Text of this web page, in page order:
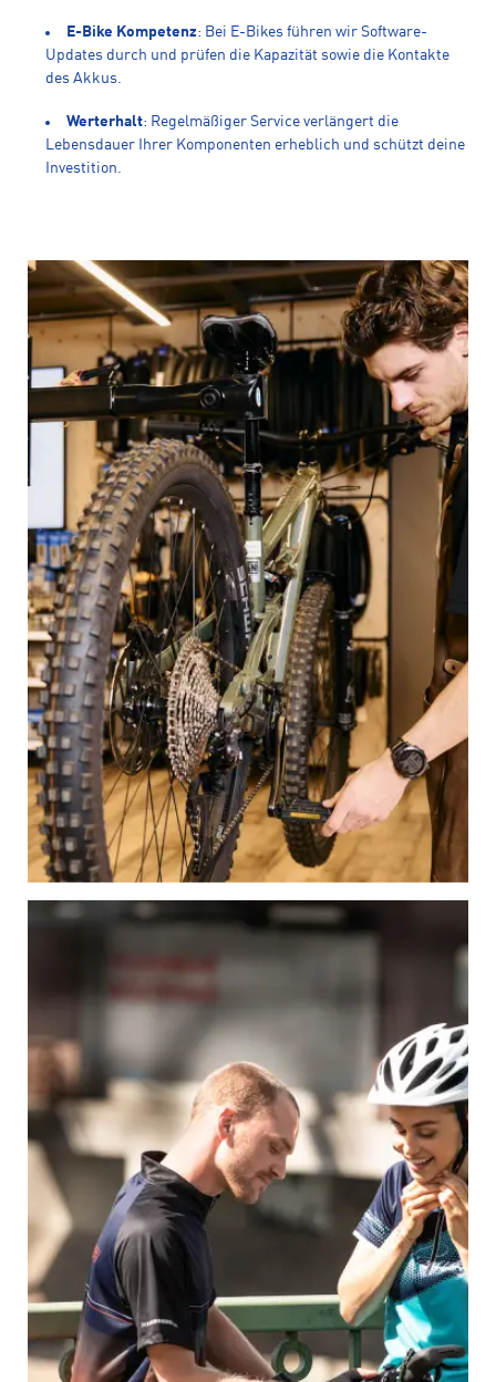
E-Bike Kompetenz: Bei E-Bikes führen wir Software-
Updates durch und prüfen die Kapazität sowie die Kontakte
des Akkus.
Werterhalt: Regelmäßiger Service verlängert die
Lebensdauer Ihrer Komponenten erheblich und schützt deine
Investition.